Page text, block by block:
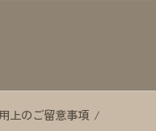
上のご留意事項